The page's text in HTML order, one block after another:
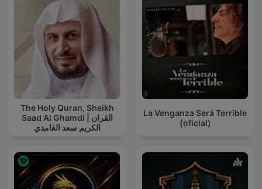
The Holy Quran, Sheikh
Saad Al Ghamdi | القران
الكريم سعد الغامدي
La Venganza Será Terrible
(oficial)